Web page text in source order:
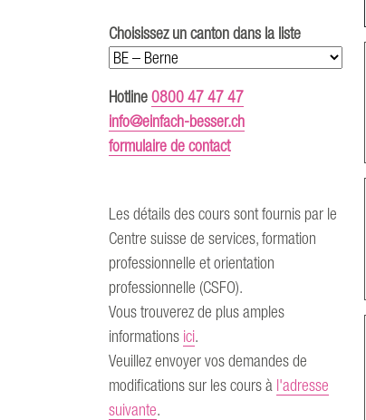
Choisissez un canton dans la liste
Hotline0800 47 47 47
info@einfach-besser.ch
formulaire de contact
Les détails des cours sont fournis par le
Centre suisse de services, formation
professionnelle et orientation
professionnelle (CSFO).
Vous trouverez de plus amples
informations ici.
Veuillez envoyer vos demandes de
modifications sur les cours à l'adresse
suivante.